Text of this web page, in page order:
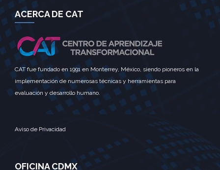
ACERCA DE CAT
CAT fue fundado en 1991 en Monterrey, México, siendo pioneros en la
implementación de numerosas técnicas y herramientas para
evaluación y desarrollo humano.
Aviso de Privacidad
OFICINA CDMX